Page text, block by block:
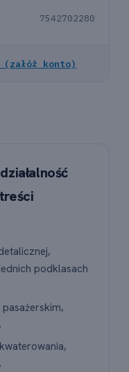
7542702280
konto)
podklasach
,
,